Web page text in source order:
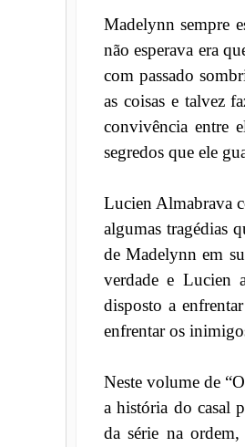
Madelynn sempre
não esperava era
com passado
as coisas e talvez
convivência entre
segredos que ele
Lucien Almabrava
algumas tragédias
de Madelynn em
verdade e Lucien
disposto a
enfrentar os
Neste volume de
a história do casal
da série na